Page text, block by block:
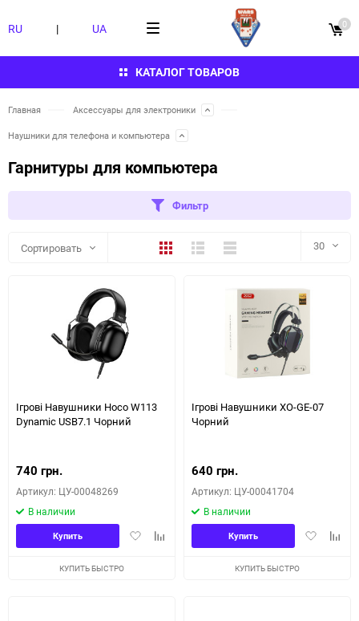
КАТАЛОГ ТОВАРОВ
RU | UA 0
Главная Аксессуары для электроники
Наушники для телефона и компьютера
Гарнитуры для компьютера
Фильтр
Сортировать ПлиткаПодробноКомпактно 30
30
60
90
Ігрові Навушники Hoco W113
Dynamic USB7.1 Чорний
740 грн.
Артикул: ЦУ-00048269
В наличии
ДобавитьДобавить
Купить
КУПИТЬ БЫСТРО
Ігрові Навушники XO-GE-07
Чорний
640 грн.
Артикул: ЦУ-00041704
В наличии
Добавить
Купить
КУПИТЬ БЫСТРО